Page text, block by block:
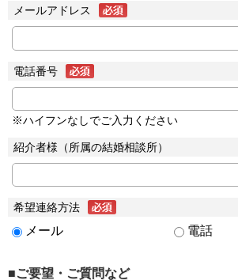
メールアドレス
電話番号
※ハイフンなしでご入力ください
紹介者様（所属の結婚相談所）
希望連絡方法
メール 電話
■ご要望・ご質問など